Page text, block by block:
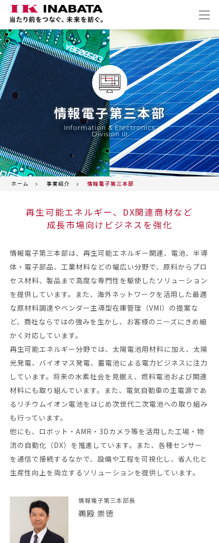
情報電子第三本部
Information & Electronics
Division III
ホーム 事業紹介 情報電子第三本部
再生可能エネルギー、DX関連商材など
成長市場向けビジネスを強化
情報電子第三本部は、再生可能エネルギー関連、電池、半導
体・電子部品、工業材料などの幅広い分野で、原料からプロ
セス材料、製品まで高度な専門性を駆使したソリューション
を提供しています。また、海外ネットワークを活用した最適
な原材料調達やベンダー主導型在庫管理（VMI）の提案な
ど、商社ならではの強みを生かし、お客様のニーズにきめ細
かく対応しています。
再生可能エネルギー分野では、太陽電池用材料に加え、太陽
光発電、バイオマス発電、蓄電池による電力ビジネスに注力
しています。将来の水素社会を見据え、燃料電池および関連
材料にも取り組んでいます。また、電気自動車の主電源であ
るリチウムイオン電池をはじめ次世代二次電池への取り組み
も行っています。
他にも、ロボット・AMR・3Dカメラ等を活用した工場・物
流の自動化（DX）を推進しています。また、各種センサー
を通信で接続するなかで、設備や工程を可視化し、省人化と
生産性向上を両立するソリューションを提供しています。
情報電子第三本部長
鵜殿 崇徳